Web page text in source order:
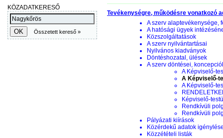
Tevékenységre, működésre vonatkozó
A szerv alaptevékenysége,
A hatósági ügyek
Közszolgáltatások
A szerv nyilvántartásai
Nyilvános kiadványok
Döntéshozatal, ülések
A szerv döntései,
A Képviselő-
A Képviselő-
A Képviselő-
Képviselő-
Rendkívüli
Rendkívüli
Pályázati kiírások
Közérdekű adatok
Közzétételi listák